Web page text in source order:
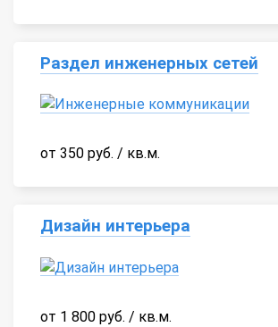
Раздел инженерных сетей
от 350 руб. / кв.м.
Дизайн интерьера
от 1 800 руб. / кв.м.